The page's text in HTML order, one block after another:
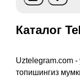
Каталог
Uztelegram.com -
топишингиз